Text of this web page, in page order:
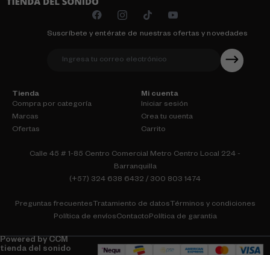
Suscríbete y entérate de nuestras ofertas y novedades
Tienda
Compra por categoría
Marcas
Ofertas
Mi cuenta
Iniciar sesión
Crea tu cuenta
Carrito
Calle 45 # 1-85 Centro Comercial Metro Centro Local 224 -
Barranquilla
(+57) 324 638 6432 / 300 803 1474
Preguntas frecuentesTratamiento de datosTérminos y condiciones
Política de envíosContactoPolítica de garantia
Powered by CCM
tienda del sonido